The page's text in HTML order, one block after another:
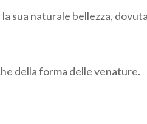
sua naturale bellezza,
della forma delle venature.